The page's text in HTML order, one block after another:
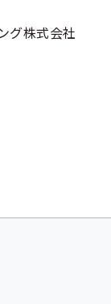
グ株式会社